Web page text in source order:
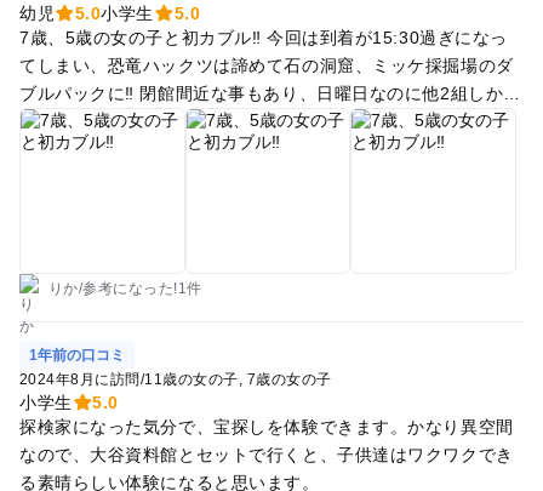
幼児 5.0小学生
5.0
7歳、5歳の女の子と初カブル‼︎ 今回は到着が15:30過ぎになっ
てしまい、恐竜ハックツは諦めて石の洞窟、ミッケ採掘場のダ
ブルパックに‼︎ 閉館間近な事もあり、日曜日なのに他2組しかお
らず快適に出来ました！ ミッケ採掘場は子どもしか入れないエ
リアがあり、宝石がいっぱいとれて大満足。 残念ながらコイン
りか/参考に なった!1件
1年前の口コミ
2024年8月に訪問/11歳の女の子 7歳の女の子
小学生
5.0
探検家になった気分で、宝探しを体験できます。かなり異空間
なので、大谷資料館とセットで行くと、子供達はワクワクでき
る素晴らしい体験になると思います。